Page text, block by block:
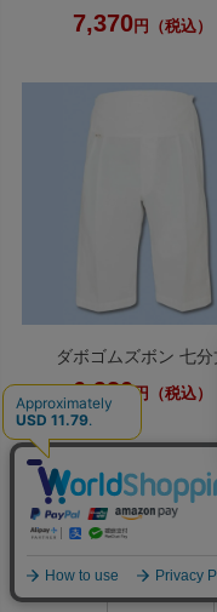
7,370円（税込）
ダボゴムズボン 七分
6,930円（税込）